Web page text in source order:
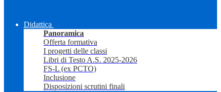
Didattica
Panoramica
Offerta formativa
I progetti delle classi
Libri di Testo A.S. 2025-2026
FS-L (ex PCTO)
Inclusione
Disposizioni scrutini finali